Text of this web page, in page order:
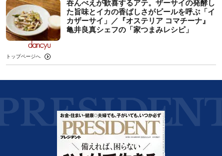
吞んべえが歓喜するアテ。ザーサイの発酵し
た旨味とイカの香ばしさがビールを呼ぶ「イ
カザーサイ」／『オステリア コマチーナ』
⻲井良真シェフの「家つまみレシピ」
トップページへ